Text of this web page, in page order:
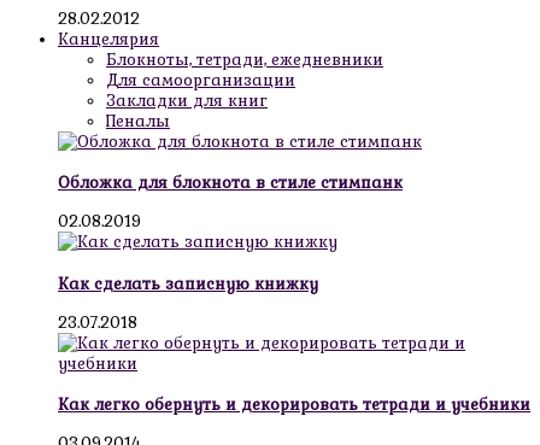
28.02.2012
Канцелярия
Блокноты, тетради, ежедневники
Для самоорганизации
Закладки для книг
Пеналы
Обложка для блокнота в стиле стимпанк
02.08.2019
Как сделать записную книжку
23.07.2018
Как легко обернуть и декорировать тетради и учебники